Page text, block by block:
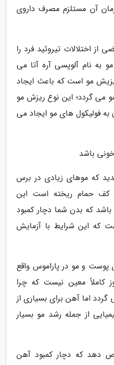
آن مستلزم مصرف داروی
از اختلالات تیروئید فرد را
نام آلوپسی آره آتا می
مو است که باعث ایجاد
می گردد؛ این نوع ریزش مو
به فولیکول های مو ایجاد می
باشد
که موهای زیادی در برس
کف حمام ریخته است این
که بدن شما دچار کمبود
که این شرایط با آزمایش
و مو در پاراموس واقع
کاملاً معین نیست که چرا
اما آهن برای بسیاری از
از جمله رشد مو بسیار
دهد که دچار کمبود آهن